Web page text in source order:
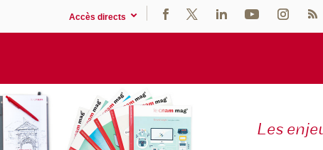
Accès directs
Les